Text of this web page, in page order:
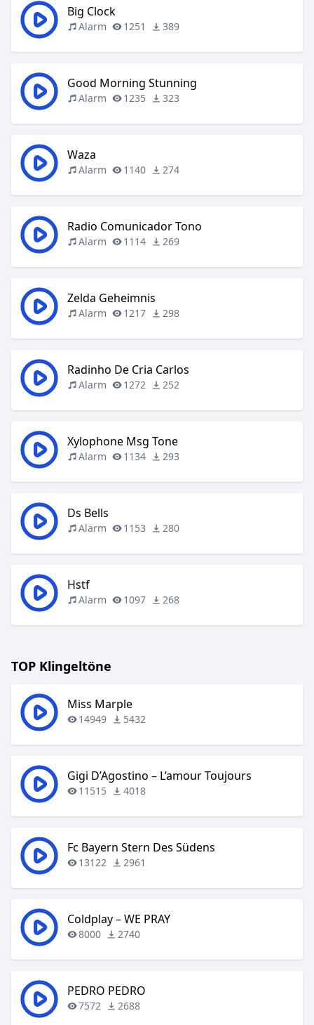
Big Clock
Alarm 1251 389
Good Morning Stunning
Alarm 1235 323
Waza
Alarm 1140 274
Radio Comunicador Tono
Alarm 1114 269
Zelda Geheimnis
Alarm 1217 298
Radinho De Cria Carlos
Alarm 1272 252
Xylophone Msg Tone
Alarm 1134 293
Ds Bells
Alarm 1153 280
Hstf
Alarm 1097 268
TOP Klingeltöne
Miss Marple
14949 5432
Gigi D’Agostino – L’amour Toujours
11515 4018
Fc Bayern Stern Des Südens
13122 2961
Coldplay – WE PRAY
8000 2740
PEDRO PEDRO
7572 2688